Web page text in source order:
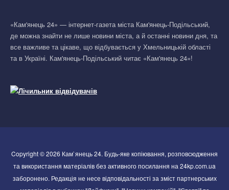
«Кам'янець 24» — інтернет-газета міста Кам'янець-Подільський,
де можна знайти не лише новини міста, а й останні новини дня, та
все важливе та цікаве, що відбувається у Хмельницькій області
та в Україні. Кам'янець-Подільський читає «Кам'янець 24»!
Copyright © 2026 Кам`янець 24. Будь-яке копіювання, розповсюдження
та використання матеріалів без активного посилання на 24kp.com.ua
заборонено. Редакція не несе відповідальності за зміст партнерських